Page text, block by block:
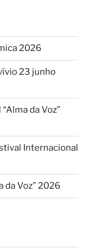
2026
23 junho
da Voz”
Internacional
da Voz” 2026